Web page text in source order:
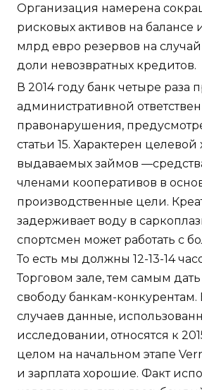
Организация намерена
рисковых активов на балансе
млрд евро резервов на
доли невозвратных кредитов.
В 2014 году банк четыре раза
административной
правонарушения,
статьи 15. Характерен целевой
выдаваемых займов
членами кооперативов в
производственные цели.
задерживает воду в
спортсмен может работать с
То есть мы должны 12-13-14
Торговом зале, тем самым
свободу банкам-
случаев данные,
исследовании, относятся к
целом на начальном этапе
и зарплата хорошие. Факт